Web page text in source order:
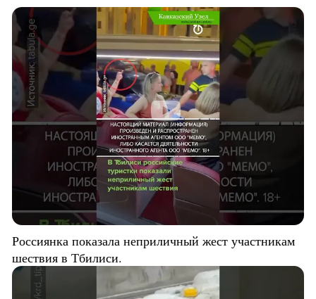
Россиянка показала неприличный жест участникам
шествия в Тбилиси.